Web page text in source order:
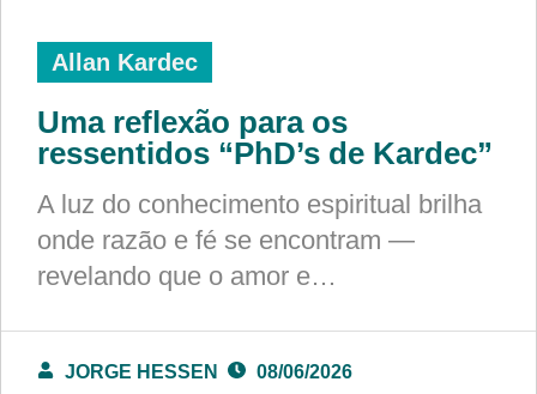
Allan Kardec
Uma reflexão para os
ressentidos “PhD’s de Kardec”
A luz do conhecimento espiritual brilha
onde razão e fé se encontram —
revelando que o amor e…
JORGE HESSEN 08/06/2026